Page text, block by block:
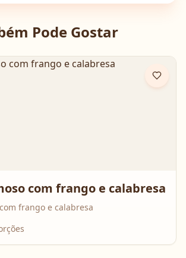
Pode Gostar
com frango e calabresa
frango e calabresa